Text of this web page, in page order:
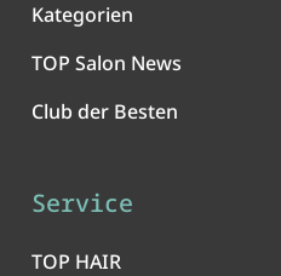
Kategorien
TOP Salon News
Club der Besten
Service
TOP HAIR